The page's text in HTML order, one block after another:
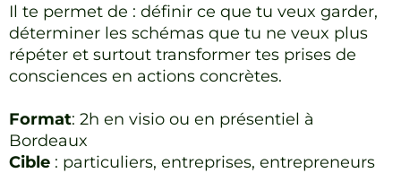
Il te permet de : définir ce que tu veux garder,
déterminer les schémas que tu ne veux plus
répéter et surtout transformer tes prises de
consciences en actions concrètes.
Format: 2h en visio ou en présentiel à
Bordeaux
Cible : particuliers, entreprises, entrepreneurs